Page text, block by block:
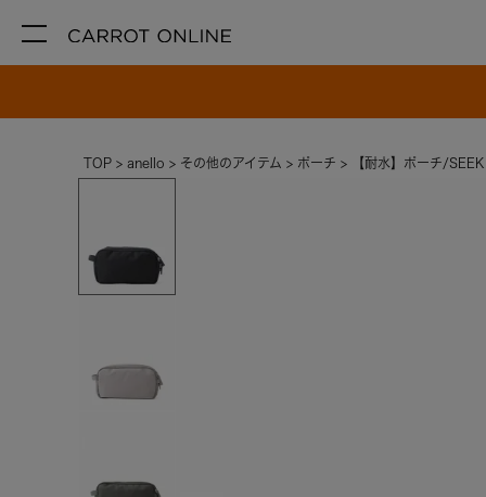
TOP anello その他のアイテム ポーチ 【耐水】ポーチ/SEEK